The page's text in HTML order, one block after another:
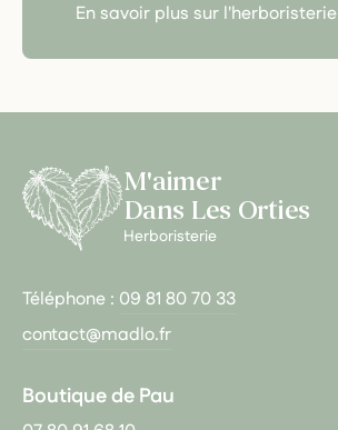
En savoir plus sur l'herboristerie
M'aimer
Dans Les Orties
Herboristerie
Téléphone : 09 81 80 70 33
contact@madlo.fr
Boutique de Pau